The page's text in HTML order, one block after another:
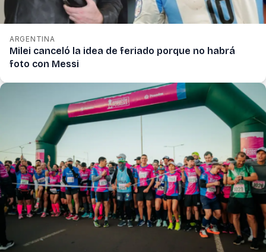
ARGENTINA
Milei canceló la idea de feriado porque no habrá
foto con Messi